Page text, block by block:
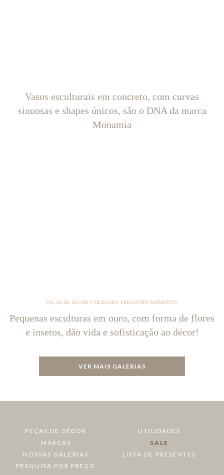
Vasos esculturais em concreto, com curvas
sinuosas e shapes únicos, são o DNA da marca
Monamia
PEÇAS DE DÉCOR UTILIDADES PRESENTES AMBIENTES
Pequenas esculturas em ouro, com forma de flores
e insetos, dão vida e sofisticação ao décor!
VER MAIS GALERIAS
PEÇAS DE DÉCOR
UTILIDADES
MARCAS
SALE
NOSSAS GALERIAS
LISTA DE PRESENTES
PESQUISA POR PREÇO